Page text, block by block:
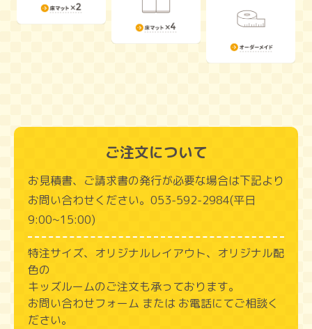
ご注文について
お見積書、ご請求書の発行が必要な場合は下記より
お問い合わせください。053‑592‑2984(平日
9:00~15:00)
特注サイズ、オリジナルレイアウト、オリジナル配
色の
キッズルームのご注文も承っております。
お問い合わせフォーム または お電話にてご相談く
ださい。